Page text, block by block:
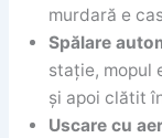
murdară e
Spălare
stație, mopul
și apoi clătit
Uscare cu